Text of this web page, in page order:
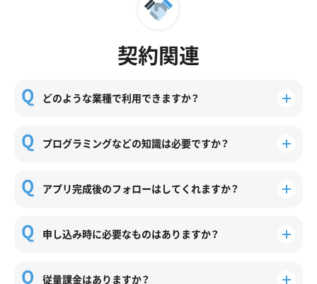
契約関連
どのような業種で利用できますか？
プログラミングなどの知識は必要ですか？
アプリ完成後のフォローはしてくれますか？
申し込み時に必要なものはありますか？
従量課金はありますか？